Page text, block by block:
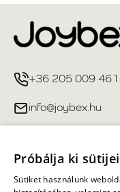
+36 205 009 461
info@joybex.hu
Fiókom
Próbálja ki
Sütiket használunk